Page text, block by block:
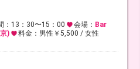
：13：30〜15：00 会場： Bar
)
料金：男性￥5,500 / 女性